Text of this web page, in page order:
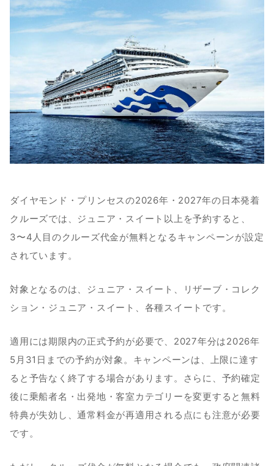
ダイヤモンド・プリンセスの2026年・2027年の日本発着
クルーズでは、ジュニア・スイート以上を予約すると、
3〜4人目のクルーズ代金が無料となるキャンペーンが設定
されています。
対象となるのは、ジュニア・スイート、リザーブ・コレク
ション・ジュニア・スイート、各種スイートです。
適用には期限内の正式予約が必要で、2027年分は2026年
5月31日までの予約が対象。キャンペーンは、上限に達す
ると予告なく終了する場合があります。さらに、予約確定
後に乗船者名・出発地・客室カテゴリーを変更すると無料
特典が失効し、通常料金が再適用される点にも注意が必要
です。